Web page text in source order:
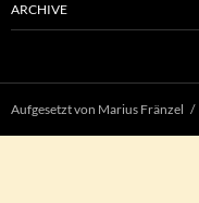
ARCHIVE
Aufgesetzt von Marius Fränzel